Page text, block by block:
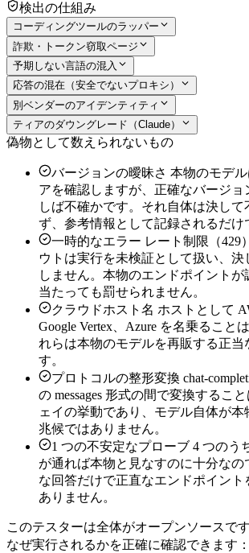
検出の仕組み
コーディングツールのラッパー
詐欺・トークン窃取ページ
予期しない言語の混入
応答の混在（安全でないプロキシ）
別ベンダーのアイデンティティ
ティアのダウングレード（Claude）
偽物として数えられないもの
バージョンの曖昧さ 本物のモデ
アを確認しますが、正確なバージョ
しば不確かです。それ自体は決して
ず、参考情報として記録されるだけ
一時的なエラー レート制限（429
ウトは実行を未検証として扱い、決
しません。本物のエンドポイントが
当たっても罰せられません。
クラウドホスト名 ホストとして
Google Vertex、Azure を名乗ること
れらは本物のモデルを再販する正当
す。
プロトコルの整形変換 chat-
の messages 形式の間で変換するこ
ェイの挙動であり、モデル自体が
兆候ではありません。
1 つの不安定なプローブ 4 つのう
が通れば本物と見なすのに十分なの
な回答だけで正直なエンドポイント
ありません。
このテスターは全体がオープンソースで
なぜ実行されるかを正確に確認できます：